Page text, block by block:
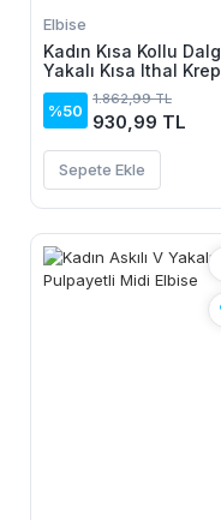
Elbise
Kadın Kısa Kollu
Yakalı Kısa Ithal Krep
Elbise
%50
1.862,99 TL
930,99 TL
Sepete Ekle